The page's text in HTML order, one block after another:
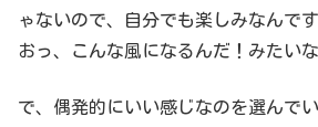
ゃないので、自分でも楽しみなんです
おっ、こんな風になるんだ！みたいな
で、偶発的にいい感じなのを選んで